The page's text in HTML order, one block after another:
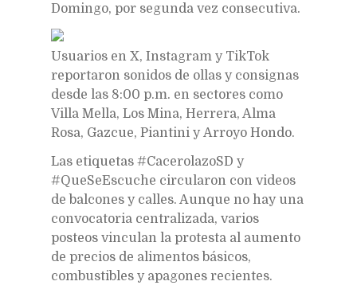
Domingo, por segunda vez consecutiva.
Usuarios en X, Instagram y TikTok
reportaron sonidos de ollas y consignas
desde las 8:00 p.m. en sectores como
Villa Mella, Los Mina, Herrera, Alma
Rosa, Gazcue, Piantini y Arroyo Hondo.
Las etiquetas #CacerolazoSD y
#QueSeEscuche circularon con videos
de balcones y calles. Aunque no hay una
convocatoria centralizada, varios
posteos vinculan la protesta al aumento
de precios de alimentos básicos,
combustibles y apagones recientes.